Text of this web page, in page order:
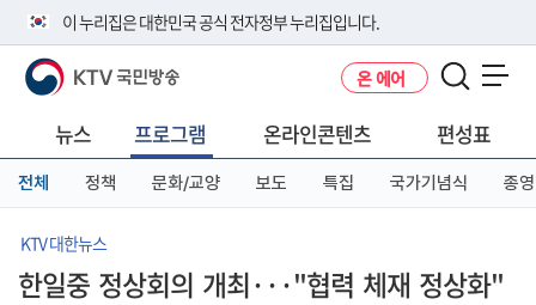
이 누리집은 대한민국 공식 전자정부 누리집입니다.
공식 누리집 주소 확인하기
니다.
이밖에 or.kr 또는 .kr등 다른 도메인 주소를 사용하고 있다면 아래 URL에
서 도메인 주소를 확인해 보세요
KTV 국민방송 온 에어
뉴스 프로그램 온라인콘텐츠 편성표
전체 정책 문화/교양 보도 특집 국가기념식 종영
KTV 대한뉴스
한일중 정상회의 개최···"협력 체재 정상화"